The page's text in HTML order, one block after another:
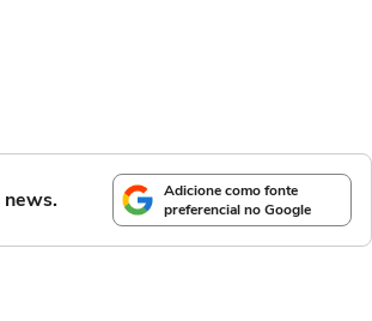
news.
Adicione como fonte
preferencial no Google